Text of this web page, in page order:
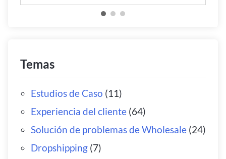
Temas
Estudios de Caso (11)
Experiencia del cliente(64)
Solución de problemas de Wholesale(24)
Dropshipping(7)